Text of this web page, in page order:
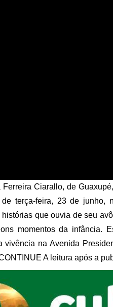
Ciarallo, de
terça-feira, 23 de junho,
que ouvia de seu
momentos da infância.
na Avenida
A leitura após a